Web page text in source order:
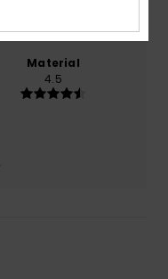
Material
4.5